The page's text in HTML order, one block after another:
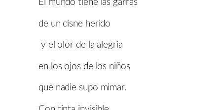
El mundo tiene las garras
de un cisne herido
y el olor de la alegría
en los ojos de los niños
que nadie supo mimar.